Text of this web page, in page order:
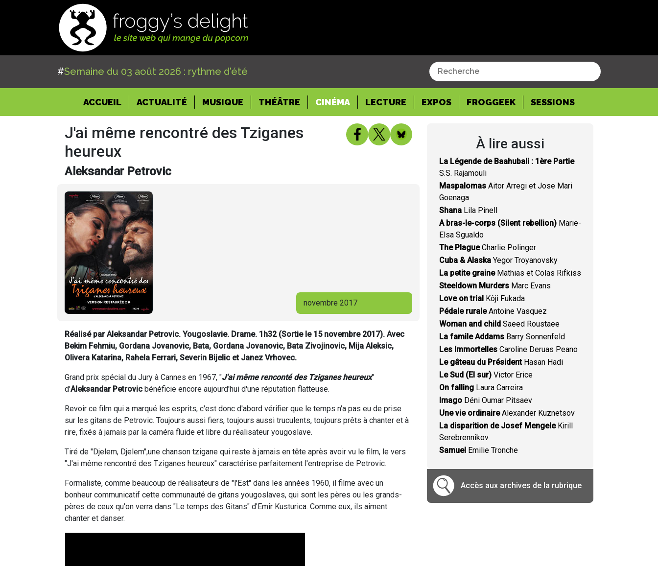
#Semaine du 03 août 2026 : rythme d'été
ACCUEIL(CURRENT)
ACTUALITÉ MUSIQUE THÉÂTRE CINÉMA LECTURE EXPOS FROGGEEK SESSIONS
J'ai même rencontré des Tziganes
heureux
Aleksandar Petrovic
novembre 2017
Réalisé par Aleksandar Petrovic. Yougoslavie. Drame. 1h32 (Sortie le 15 novembre 2017). Avec
Bekim Fehmiu, Gordana Jovanovic, Bata, Gordana Jovanovic, Bata Zivojinovic, Mija Aleksic,
Olivera Katarina, Rahela Ferrari, Severin Bijelic et Janez Vrhovec.
Grand prix spécial du Jury à Cannes en 1967, "J'ai même renconté des Tziganes heureux"
d'Aleksandar Petrovic bénéficie encore aujourd'hui d'une réputation flatteuse.
Revoir ce film qui a marqué les esprits, c'est donc d'abord vérifier que le temps n'a pas eu de prise
sur les gitans de Petrovic. Toujours aussi fiers, toujours aussi truculents, toujours prêts à chanter et à
rire, fixés à jamais par la caméra fluide et libre du réalisateur yougoslave.
Tiré de "Djelem, Djelem",une chanson tzigane qui reste à jamais en tête après avoir vu le film, le vers
"J'ai même rencontré des Tziganes heureux" caractérise parfaitement l'entreprise de Petrovic.
Formaliste, comme beaucoup de réalisateurs de "l'Est" dans les années 1960, il filme avec un
bonheur communicatif cette communauté de gitans yougoslaves, qui sont les pères ou les grands-
pères de ceux qu'on verra dans "Le temps des Gitans" d'Emir Kusturica. Comme eux, ils aiment
chanter et danser.
À lire aussi
La Légende de Baahubali : 1ère Partie
S.S. Rajamouli
Maspalomas Aitor Arregi et Jose Mari
Goenaga
Shana Lila Pinell
A bras-le-corps (Silent rebellion) Marie-
Elsa Sgualdo
The PlagueCharlie Polinger
Cuba & Alaska Yegor Troyanovsky
La petite graineMathias et Colas Rifkiss
Steeldown Murders Marc Evans
Love on trial Kôji Fukada
Pédale ruraleAntoine Vasquez
Woman and child Saeed Roustaee
La famile Addams Barry Sonnenfeld
Les Immortelles Caroline Deruas Peano
Le gâteau du PrésidentHasan Hadi
Le Sud (El sur) Victor Erice
On falling Laura Carreira
Imago Déni Oumar Pitsaev
Une vie ordinaireAlexander Kuznetsov
La disparition de Josef MengeleKirill
Serebrennikov
Samuel Emilie Tronche
Accès aux archives de la rubrique